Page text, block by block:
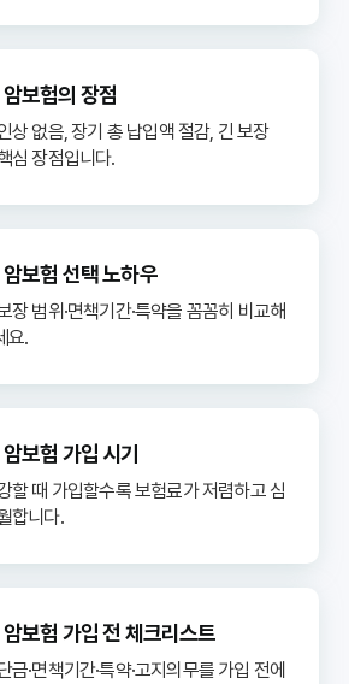
보험의 장점
상 없음, 장기 총 납입액 절감, 긴 보장
심 장점입니다.
보험 선택 노하우
장 범위·면책기간·특약을 꼼꼼히 비교해
요.
보험 가입 시기
할 때 가입할수록 보험료가 저렴하고 심
합니다.
보험 가입 전 체크리스트
금·면책기간·특약·고지의무를 가입 전에